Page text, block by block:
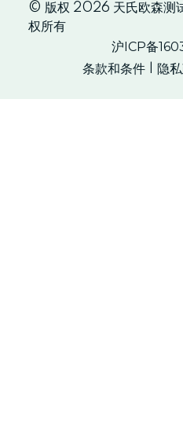
© 版权 2026 天氏欧森测
权所有
沪ICP备
条款和条件
隐